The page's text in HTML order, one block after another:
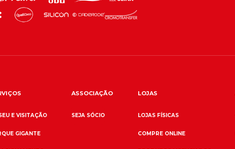
E VISITAÇÃO
GIGANTE
ASSOCIAÇÃO
SEJA SÓCIO
LOJAS
LOJAS FÍSICAS
COMPRE ONLINE